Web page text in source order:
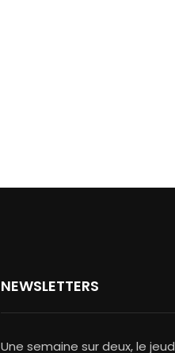
NEWSLETTERS
Une semaine sur deux, le